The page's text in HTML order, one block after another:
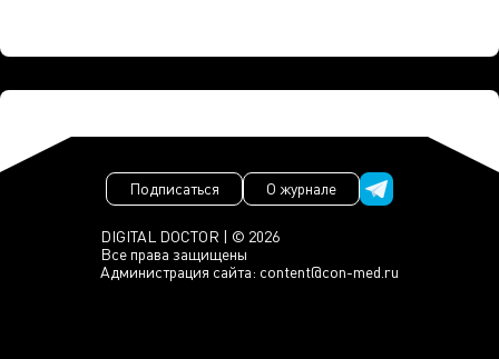
DIGITAL DOCTOR | © 2026
Все права защищены
Администрация сайта: content@con-med.ru
Подписаться О журнале